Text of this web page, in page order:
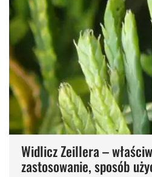
Widlicz Zeillera –
zastosowanie, sposób